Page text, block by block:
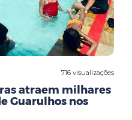
716 visualizações
atraem milhares
Guarulhos nos